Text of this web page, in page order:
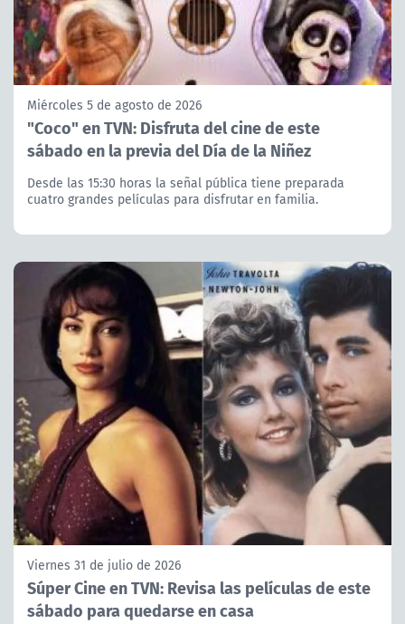
Miércoles 5 de agosto de 2026
"Coco" en TVN: Disfruta del cine de este
sábado en la previa del Día de la Niñez
Desde las 15:30 horas la señal pública tiene preparada
cuatro grandes películas para disfrutar en familia.
Viernes 31 de julio de 2026
Súper Cine en TVN: Revisa las películas de este
sábado para quedarse en casa